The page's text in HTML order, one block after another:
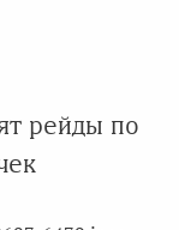
рейды по